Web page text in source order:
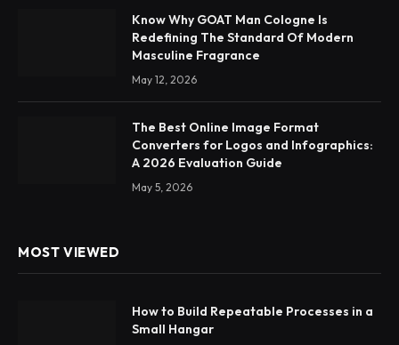
Know Why GOAT Man Cologne Is
Redefining The Standard Of Modern
Masculine Fragrance
May 12, 2026
The Best Online Image Format
Converters for Logos and Infographics:
A 2026 Evaluation Guide
May 5, 2026
MOST VIEWED
How to Build Repeatable Processes in a
Small Hangar